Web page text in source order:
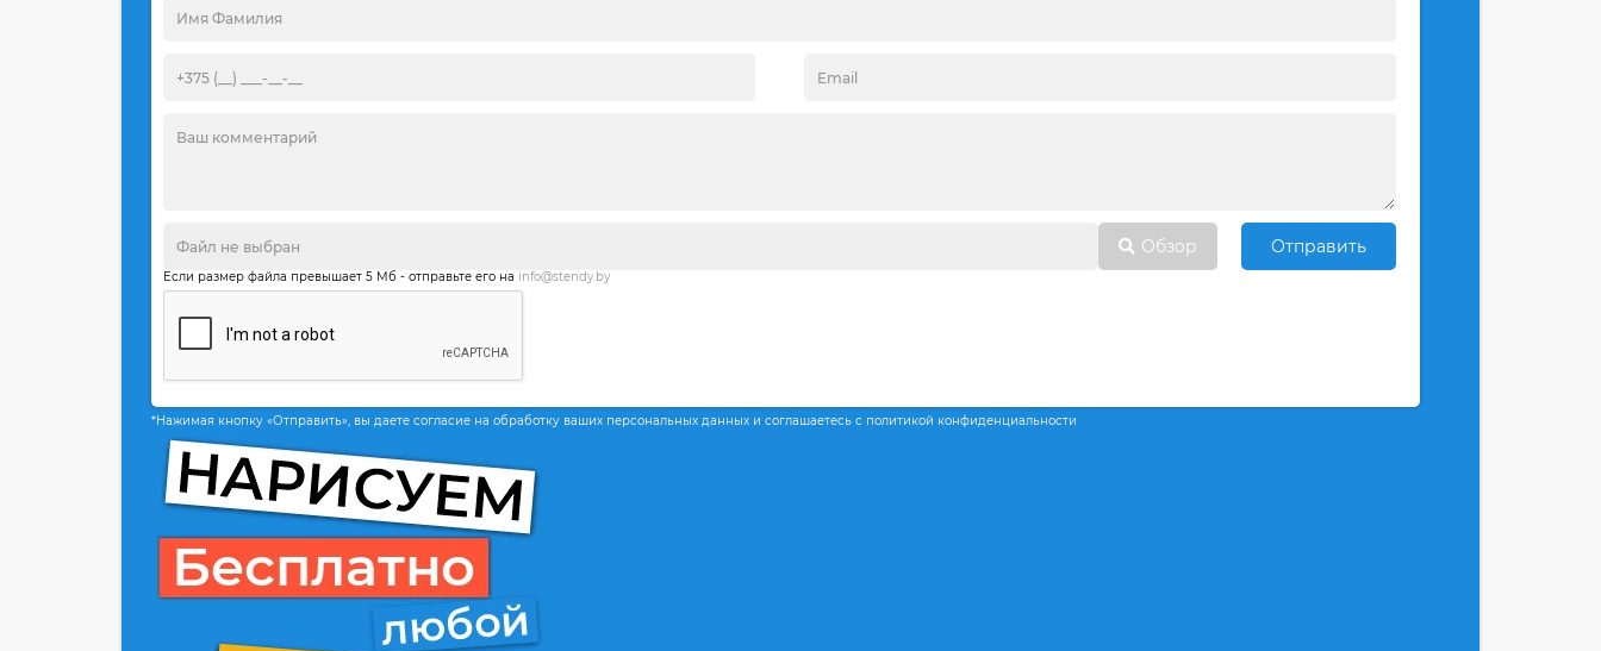
Обзор Отправить
Если размер файла превышает 5 Мб - отправьте его на info@stendy.by
*Нажимая кнопку «Отправить», вы даете согласие на обработку ваших персональных данных и соглашаетесь с политикой конфиденциальности